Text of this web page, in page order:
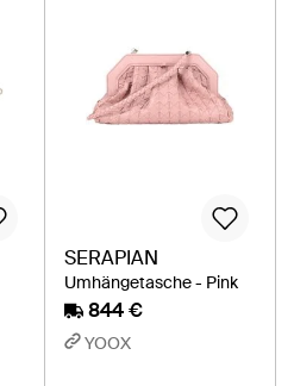
SERAPIAN
Umhängetasche - Pink
844 €
YOOX